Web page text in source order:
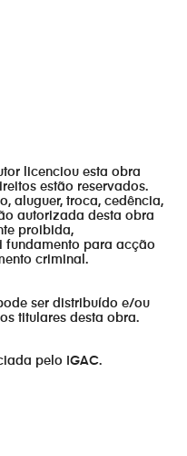
licenciou esta obra
estão reservados.
aluguer, troca, cedência,
autorizada desta obra
proibida,
fundamento para acção
criminal.
ser distribuído e/ou
titulares desta obra.
pelo IGAC.